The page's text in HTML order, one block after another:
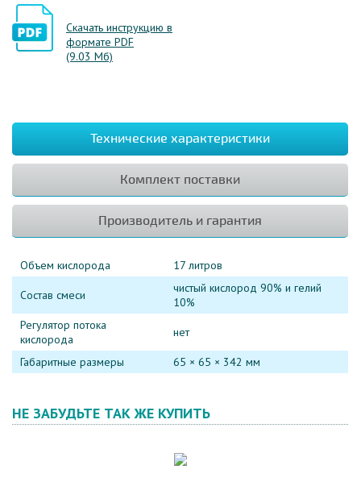
Скачать инструкцию в
формате PDF
(9.03 Мб)
Технические характеристики
Комплект поставки
Производитель и гарантия
Объем кислорода 17 литров
Состав смеси
чистый кислород 90% и гелий
10%
Регулятор потока
кислорода
нет
Габаритные размеры 65 × 65 × 342 мм
НЕ ЗАБУДЬТЕ ТАК ЖЕ КУПИТЬ